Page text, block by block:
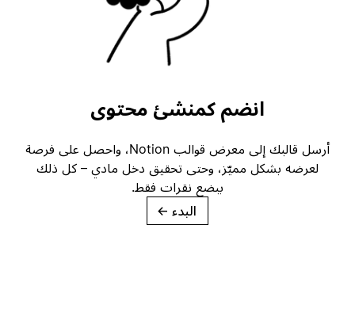
انضم كمنشئ محتوى
أرسل قالبك إلى معرض قوالب Notion، واحصل على فرصة
لعرضه بشكل مميّز، وحتى تحقيق دخل مادي – كل ذلك
ببضع نقرات فقط.
→